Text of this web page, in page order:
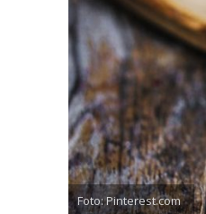
Foto: Pinterest.com